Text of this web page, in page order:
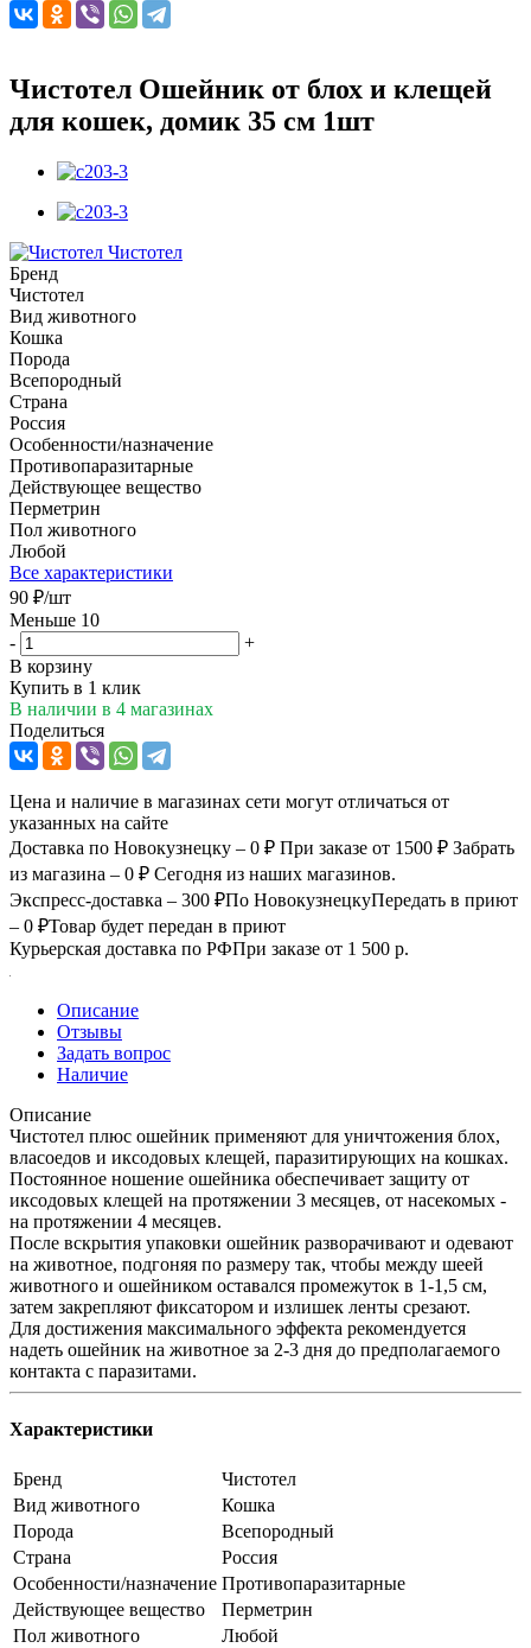
Чистотел Ошейник от блох и клещей
для кошек, домик 35 см 1шт
Чистотел
Бренд
Чистотел
Вид животного
Кошка
Порода
Всепородный
Страна
Россия
Особенности/назначение
Противопаразитарные
Действующее вещество
Перметрин
Пол животного
Любой
Все характеристики
90 ₽/шт
Меньше 10
-
+
В корзину
Купить в 1 клик
В наличии в 4 магазинах
Поделиться
Цена и наличие в магазинах сети могут отличаться от
указанных на сайте
Доставка по Новокузнецку – 0 ₽ При заказе от 1500 ₽ Забрать
из магазина – 0 ₽ Сегодня из наших магазинов.
Экспресс-доставка – 300 ₽По НовокузнецкуПередать в приют
– 0 ₽Товар будет передан в приют
Курьерская доставка по РФПри заказе от 1 500 р.
Описание
Отзывы
Задать вопрос
Наличие
Описание
Чистотел плюс ошейник применяют для уничтожения блох,
власоедов и иксодовых клещей, паразитирующих на кошках.
Постоянное ношение ошейника обеспечивает защиту от
иксодовых клещей на протяжении 3 месяцев, от насекомых -
на протяжении 4 месяцев.
После вскрытия упаковки ошейник разворачивают и одевают
на животное, подгоняя по размеру так, чтобы между шеей
животного и ошейником оставался промежуток в 1-1,5 см,
затем закрепляют фиксатором и излишек ленты срезают.
Для достижения максимального эффекта рекомендуется
надеть ошейник на животное за 2-3 дня до предполагаемого
контакта с паразитами.
Характеристики
Бренд
Чистотел
Вид животного
Кошка
Порода
Всепородный
Страна
Россия
Особенности/назначение Противопаразитарные
Действующее вещество
Перметрин
Пол животного
Любой